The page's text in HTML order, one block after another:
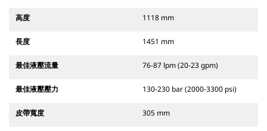
高度 1118 mm
長度 1451 mm
最佳液壓流量 76-87 lpm (20-23 gpm)
最佳液壓壓力 130-230 bar (2000-3300 psi)
皮帶寬度 305 mm